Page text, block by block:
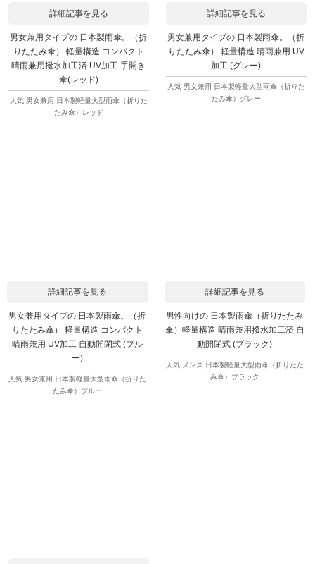
詳細記事を見る
男女兼用タイプの 日本製雨傘。（折
りたたみ傘） 軽量構造 コンパクト
晴雨兼用撥水加工済 UV加工 手開き
傘(レッド)
人気 男女兼用 日本製軽量大型雨傘（折りた
たみ傘）レッド
詳細記事を見る
男女兼用タイプの 日本製雨傘。（折
りたたみ傘） 軽量構造 晴雨兼用 UV
加工 (グレー)
人気 男女兼用 日本製軽量大型雨傘（折りた
たみ傘）グレー
詳細記事を見る
男女兼用タイプの 日本製雨傘。（折
りたたみ傘） 軽量構造 コンパクト
晴雨兼用 UV加工 自動開閉式 (ブル
ー)
人気 男女兼用 日本製軽量大型雨傘（折りた
たみ傘）ブルー
詳細記事を見る
男性向けの 日本製雨傘（折りたたみ
傘）軽量構造 晴雨兼用撥水加工済 自
動開閉式 (ブラック)
人気 メンズ 日本製軽量大型雨傘（折りたた
み傘）ブラック